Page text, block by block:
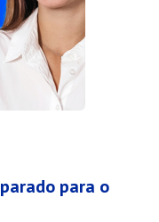
para o